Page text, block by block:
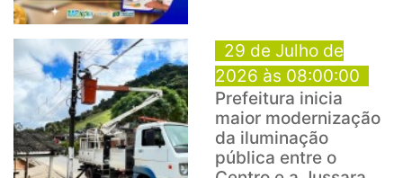
29 de Julho de
2026 às 08:00:00
Prefeitura inicia
maior modernização
da iluminação
pública entre o